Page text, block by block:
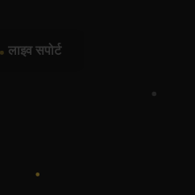
लाइव सपोर्ट